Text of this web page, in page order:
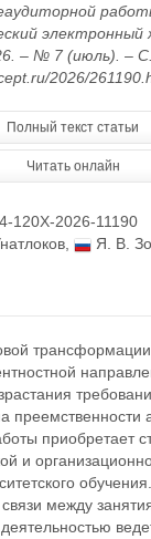
электронный
– № 7 (июль). –
2026/
Полный текст статьи
Читать онлайн
120X-2026-11190
, Я. В.
преемственности
приобретает
и
обучения.
между